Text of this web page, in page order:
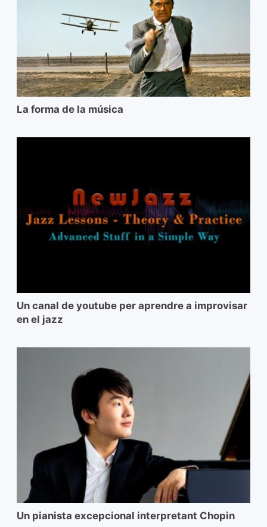
La forma de la música
Un canal de youtube per aprendre a improvisar
en el jazz
Un pianista excepcional interpretant Chopin